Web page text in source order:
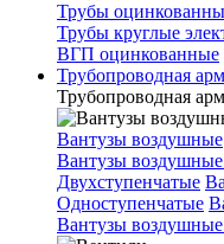
Трубы
Трубы круглые
ВГП оцинкованные
Трубопроводная
Трубопроводная
Вантузы воздушные
Вантузы воздушные
Двухступенчатые
Одноступенчатые
Вантузы